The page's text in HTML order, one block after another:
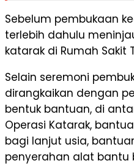
Sebelum pembukaan
terlebih dahulu
katarak di Rumah Sakit
Selain seremoni
dirangkaikan dengan
bentuk bantuan, di
Operasi Katarak,
bagi lanjut usia,
penyerahan alat bantu